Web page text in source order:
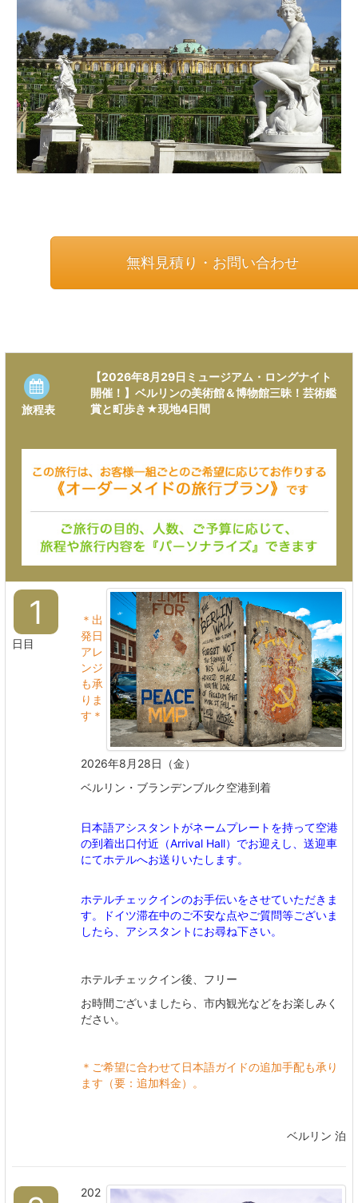
無料見積り・お問い合わせ
旅程表
【2026年8月29日ミュージアム・ロングナイト
開催！】ベルリンの美術館＆博物館三昧！芸術鑑
賞と町歩き★現地4日間
1
日目
＊出
発日
アレ
ンジ
も承
りま
す＊
2026年8月28日（金）
ベルリン・ブランデンブルク空港到着
日本語アシスタントがネームプレートを持って空港
の到着出口付近（Arrival Hall）でお迎えし、送迎車
にてホテルへお送りいたします。
ホテルチェックインのお手伝いをさせていただきま
す。ドイツ滞在中のご不安な点やご質問等ございま
したら、アシスタントにお尋ね下さい。
ホテルチェックイン後、フリー
お時間ございましたら、市内観光などをお楽しみく
ださい。
＊ご希望に合わせて日本語ガイドの追加手配も承り
ます（要：追加料金）。
ベルリン 泊
202